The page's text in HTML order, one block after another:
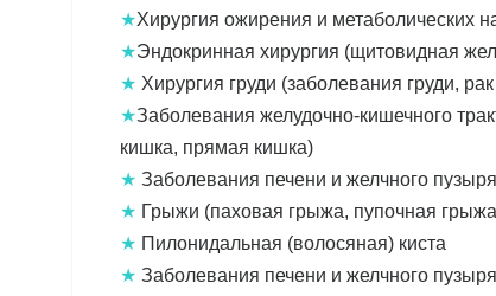
★Хирургия ожирения и метаболических
★Эндокринная хирургия (щитовидная
★ Хирургия груди (заболевания груди, рак
★Заболевания желудочно-кишечного
кишка, прямая кишка)
★ Заболевания печени и желчного пузыря
★ Грыжи (паховая грыжа, пупочная
★ Пилонидальная (волосяная) киста
★ Заболевания печени и желчного пузыря